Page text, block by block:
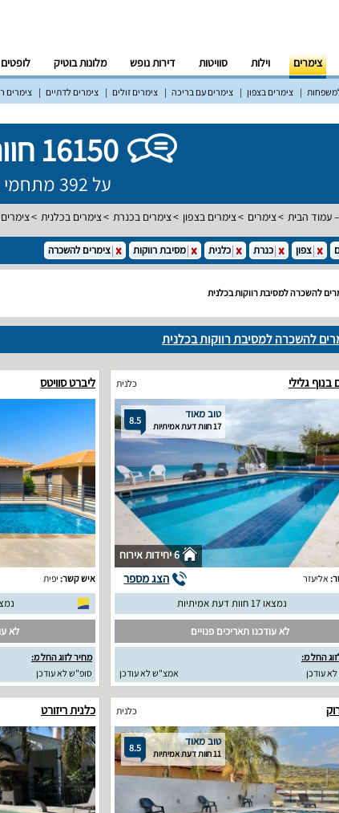
צימרים וילות סוויטות דירות נופש מלונות בוטיק לופטים
צימרים בצפון צימרים עם בריכה צימרים זולים צימרים לדתיים צימרים
16150 חוות דעת אמיתיות!
על 392 מתחמי אירוח שונים ברחבי הארץ
עמוד הבית צימרים צימרים בצפון צימרים בכנרת צימרים בכלנית
צפון כנרת כלנית מסיבת רווקות צימרים להשכרה
להשכרה למסיבת רווקות בכלנית
להשכרה למסיבת רווקות בכלנית
בנוף גלילי כלנית
8.5 טוב מאוד
17 חוות דעת אמיתיות
6 יחידות אירוח
אליעזר הצג מספר
נמצאו 17 חוות דעת אמיתיות
לא עודכנו תאריכים פנויים
החל מ:
עודכן
אמצ"ש לא עודכן
ליברט סוויטס
איש קשר: יפית
נמצאו 7 חוות
לא
מחיר לזוג החל מ:
סופ"ש לא עודכן
כלנית
8.5 טוב מאוד
11 חוות דעת אמיתיות
כלנית ריזורט